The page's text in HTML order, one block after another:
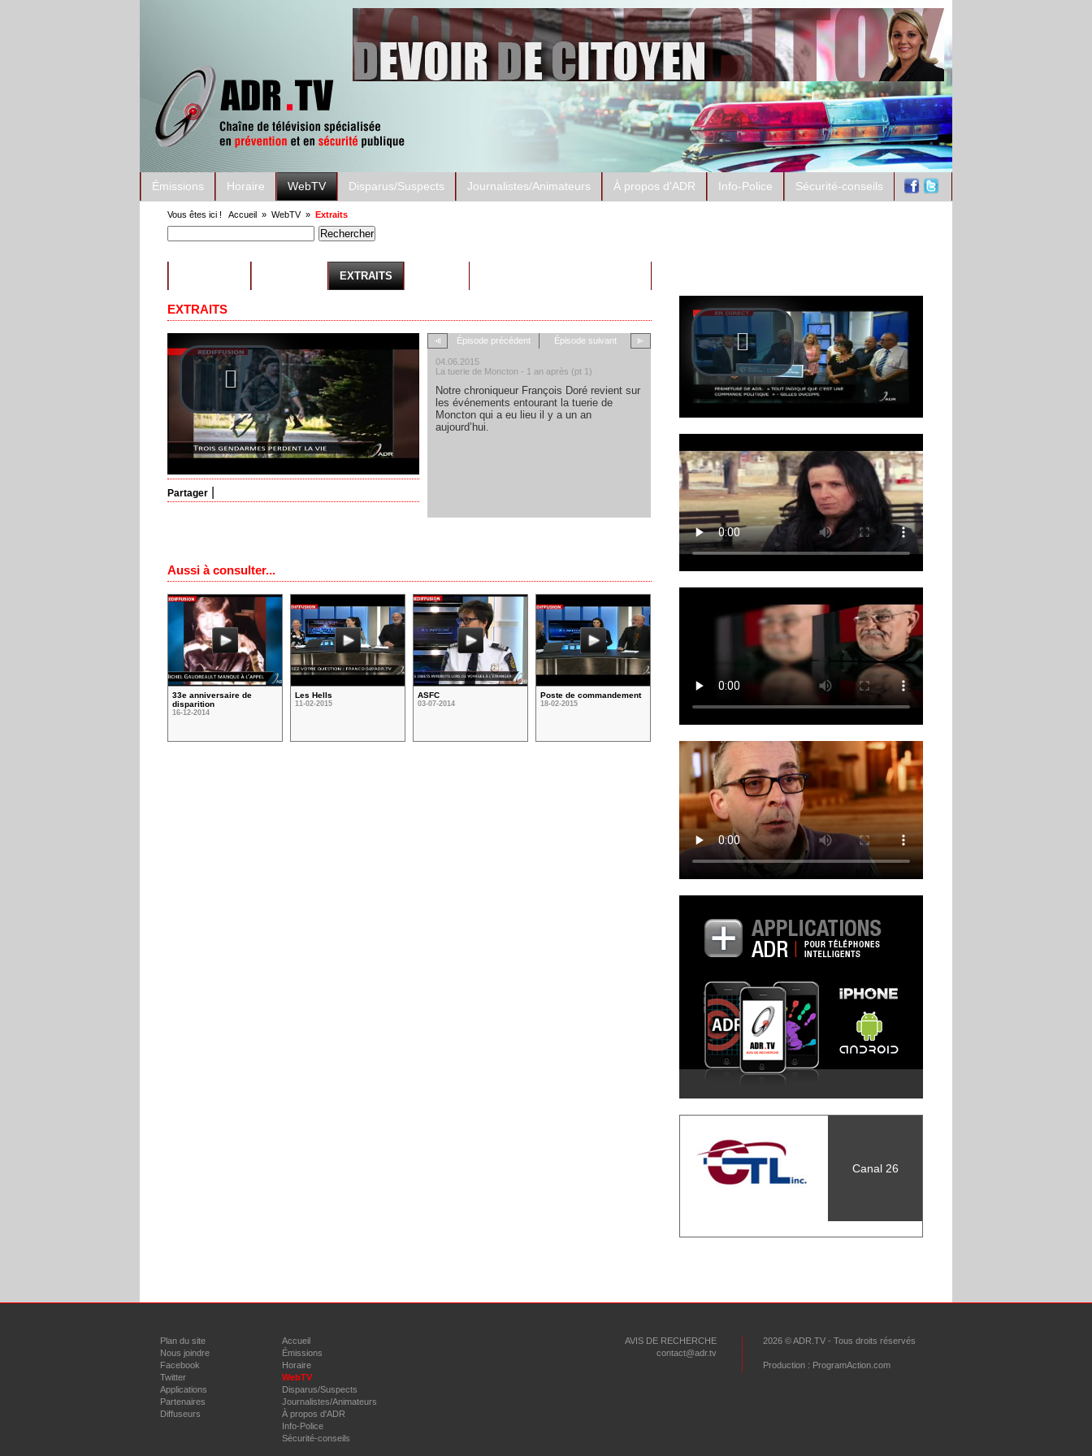
Émissions Horaire WebTV Disparus/Suspects Journalistes/Animateurs À propos d'ADR Info-Police Sécurité-conseils
Vous êtes ici ! Accueil » WebTV» Extraits
EXTRAITS
EXTRAITS
Partager
Épisode précédent Épisode suivant
04.06.2015
La tuerie de Moncton - 1 an après (pt 1)
Notre chroniqueur François Doré revient sur
les événements entourant la tuerie de
Moncton qui a eu lieu il y a un an
aujourd’hui.
Aussi à consulter...
33e anniversaire de
disparition
16-12-2014
Les Hells
11-02-2015
ASFC
03-07-2014
Poste de commandement
18-02-2015
Canal 26
Plan du site
Nous joindre
Facebook
Twitter
Applications
Partenaires
Diffuseurs
Accueil
Émissions
Horaire
WebTV
Disparus/Suspects
Journalistes/Animateurs
À propos d'ADR
Info-Police
Sécurité-conseils
AVIS DE RECHERCHE
contact@adr.tv
2026 © ADR.TV - Tous droits réservés
Production : ProgramAction.com